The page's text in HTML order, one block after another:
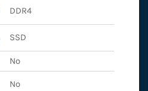
DDR4
SSD
No
No